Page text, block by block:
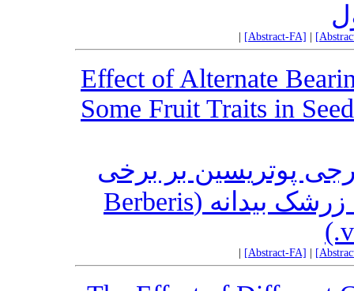
[Abstract-FA]
Effect of Alternate
Some Fruit Traits in
پوتریسین بر برخی
ویژگی های کمی و کیفی میوه زرشک بیدانه (Berberis
[Abstract-FA]